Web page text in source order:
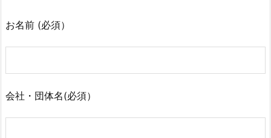
お名前 (必須）
会社・団体名(必須）